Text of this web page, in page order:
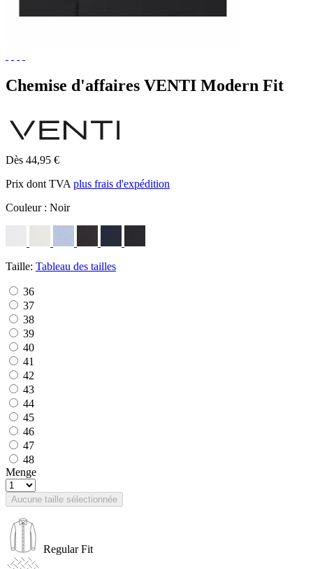
Chemise d'affaires VENTI Modern Fit
Dès 44,95 €
Prix dont TVA plus frais d'expédition
Couleur : Noir
Taille: Tableau des tailles
36
37
38
39
40
41
42
43
44
45
46
47
48
Menge
Aucune taille sélectionnée
Regular Fit